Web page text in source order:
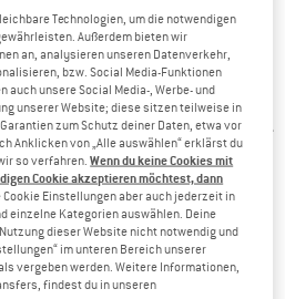
noch zwei Beispiele).
NACHHALTIGKEIT
und hochwertige Produkte
Umwelteinflüsse zu
sieht man nach eigener
Produktentwicklung. Es gibt
von denen die
Featherlessund die
Technologien, um die notwendigen
Außerdem bieten wir
an, analysieren unseren Datenverkehr,
bzw. Social Media-Funktionen
unsere Social Media-, Werbe- und
unserer Website; diese sitzen teilweise in
zum Schutz deiner Daten, etwa vor
Anklicken von „Alle auswählen“ erklärst du
so verfahren.Wenn du keine Cookies mit
Cookie akzeptieren möchtest, dann
Cookie Einstellungen aber auch jederzeit in
einzelne Kategorien auswählen. Deine
dieser Website nicht notwendig und
im unteren Bereich unserer
vergeben werden. Weitere Informationen,
findest du in unseren